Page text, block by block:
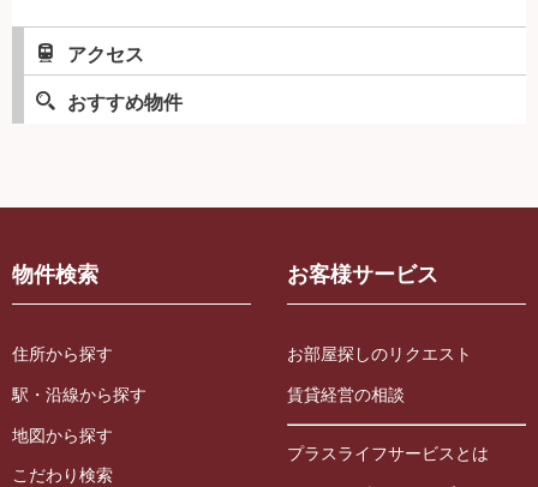
アクセス
おすすめ物件
物件検索
住所から探す
駅・沿線から探す
地図から探す
こだわり検索
お客様サービス
お部屋探しのリクエスト
賃貸経営の相談
プラスライフサービスとは